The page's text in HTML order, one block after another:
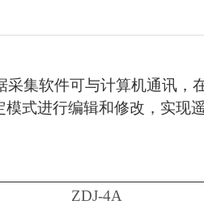
采集软件可与计算机通讯，
式进行编辑和修改，实现
ZDJ-4A